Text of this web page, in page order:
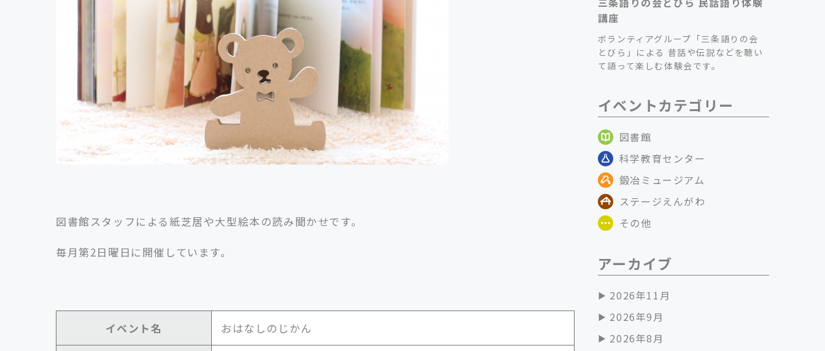
図書館スタッフによる紙芝居や大型絵本の読み聞かせです。
毎月第2日曜日に開催しています。
イベント名 おはなしのじかん
講座
ボランティアグループ「三条語りの会
とびら」による 昔話や伝説などを聴い
て語って楽しむ体験会です。
イベントカテゴリー
図書館
科学教育センター
鍛冶ミュージアム
ステージえんがわ
その他
アーカイブ
2026年11月
2026年9月
2026年8月